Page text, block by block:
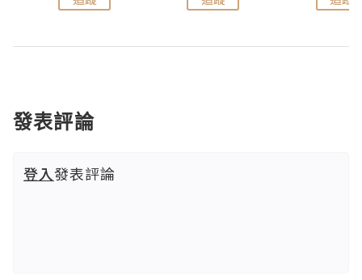
發表評論
登入發表評論